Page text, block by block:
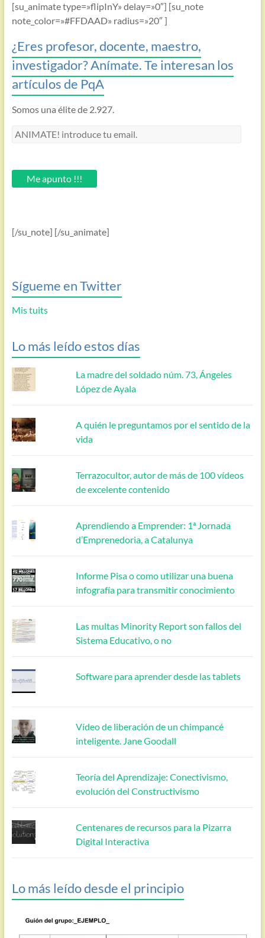
[su_animate type=»flipInY» delay=»0″] [su_note
note_color=»#FFDAAD» radius=»20″ ]
¿Eres profesor, docente, maestro,
investigador? Anímate. Te interesan los
artículos de PqA
Somos una élite de 2.927.
ANIMATE!
email.Me apunto !!!
[/su_note] [/su_animate]
Sígueme en Twitter
Mis tuits
Lo más leído estos días
La madre del soldado núm. 73, Ángeles
López de Ayala
A quién le preguntamos por el sentido de la
vida
Terrazocultor, autor de más de 100 vídeos
de excelente contenido
Aprendiendo a Emprender: 1ª Jornada
d’Emprenedoria, a Catalunya
Informe Pisa o como utilizar una buena
infografía para transmitir conocimiento
Las multas Minority Report son fallos del
Sistema Educativo, o no
Software para aprender desde las tablets
Vídeo de liberación de un chimpancé
inteligente. Jane Goodall
Teoría del Aprendizaje: Conectivismo,
evolución del Constructivismo
Centenares de recursos para la Pizarra
Digital Interactiva
Lo más leído desde el principio